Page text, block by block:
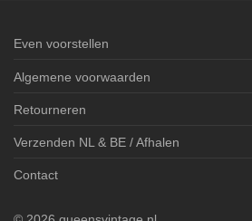
Even voorstellen
Algemene voorwaarden
Retourneren
Verzenden NL & BE / Afhalen
Contact